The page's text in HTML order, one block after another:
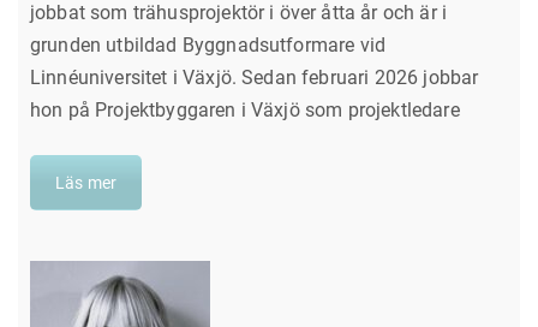
jobbat som trähusprojektör i över åtta år och är i
grunden utbildad Byggnadsutformare vid
Linnéuniversitet i Växjö. Sedan februari 2026 jobbar
hon på Projektbyggaren i Växjö som projektledare
Läs mer